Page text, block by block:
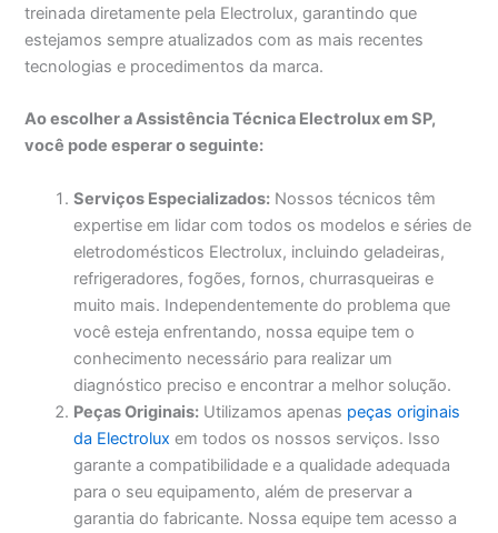
treinada diretamente pela Electrolux, garantindo que
estejamos sempre atualizados com as mais recentes
tecnologias e procedimentos da marca.
Ao escolher a Assistência Técnica Electrolux em SP,
você pode esperar o seguinte:
Serviços Especializados: Nossos técnicos têm
expertise em lidar com todos os modelos e séries de
eletrodomésticos Electrolux, incluindo geladeiras,
refrigeradores, fogões, fornos, churrasqueiras e
muito mais. Independentemente do problema que
você esteja enfrentando, nossa equipe tem o
conhecimento necessário para realizar um
diagnóstico preciso e encontrar a melhor solução.
Peças Originais: Utilizamos apenas peças originais
da Electrolux em todos os nossos serviços. Isso
garante a compatibilidade e a qualidade adequada
para o seu equipamento, além de preservar a
garantia do fabricante. Nossa equipe tem acesso a